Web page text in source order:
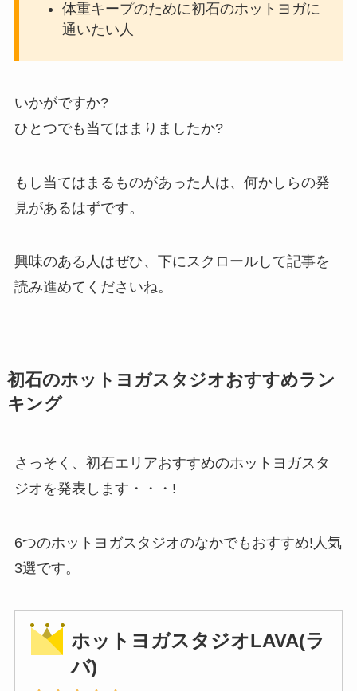
体重キープのために初石のホットヨガに
通いたい人
いかがですか?
ひとつでも当てはまりましたか?
もし当てはまるものがあった人は、何かしらの発
見があるはずです。
興味のある人はぜひ、下にスクロールして記事を
読み進めてくださいね。
初石のホットヨガスタジオおすすめラン
キング
さっそく、初石エリアおすすめのホットヨガスタ
ジオを発表します・・・!
6つのホットヨガスタジオのなかでもおすすめ!人気
3選です。
ホットヨガスタジオLAVA(ラ
バ)